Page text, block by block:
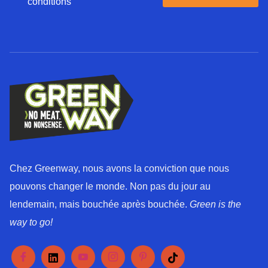
Chez Greenway, nous avons la conviction que nous
pouvons changer le monde. Non pas du jour au
lendemain, mais bouchée après bouchée. Green is the
way to go!